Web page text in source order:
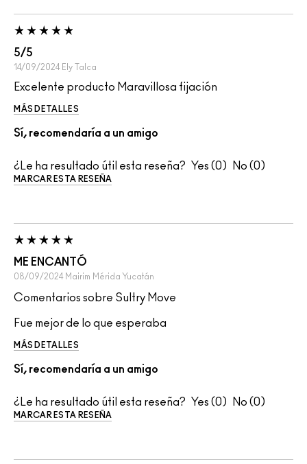
5/5
14/09/2024 Ely Talca
Excelente producto Maravillosa fijación
MÁS DETALLES
Sí, recomendaría a un amigo
¿Le ha resultado útil esta reseña? 0 0
MARCAR ESTA RESEÑA
ME ENCANTÓ
08/09/2024 Mairim Mérida Yucatán
Comentarios sobre Sultry Move
Fue mejor de lo que esperaba
MÁS DETALLES
Sí, recomendaría a un amigo
¿Le ha resultado útil esta reseña? 0 0
MARCAR ESTA RESEÑA